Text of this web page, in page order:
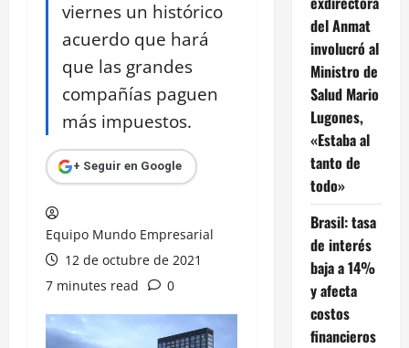
viernes un histórico
acuerdo que hará
que las grandes
compañías paguen
más impuestos.
+ Seguir en Google
Equipo Mundo Empresarial
12 de octubre de 2021
7 minutes read
0
del Anmat
involucró al
Ministro de
Salud Mario
Lugones,
«Estaba al
tanto de
todo»
Brasil: tasa
de interés
baja a 14%
y afecta
costos
financieros